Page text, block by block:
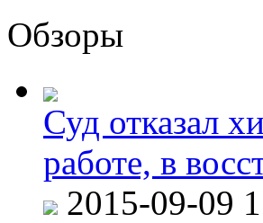
Обзоры
Суд отказал
работе, в
2015-09-09